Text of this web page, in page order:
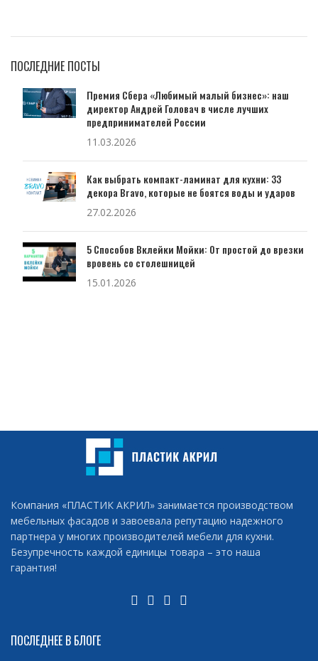
ПОСЛЕДНИЕ ПОСТЫ
Премия Сбера «Любимый малый бизнес»: наш
директор Андрей Головач в числе лучших
предпринимателей России
11.03.2026
Как выбрать компакт-ламинат для кухни: 33
декора Bravo, которые не боятся воды и ударов
27.02.2026
5 Способов Вклейки Мойки: От простой до врезки
вровень со столешницей
15.01.2026
Компания «ПЛАСТИК АКРИЛ» занимается производством
мебельных фасадов и завоевала репутацию надежного
партнера у многих производителей мебели для кухни.
Безупречность каждой единицы товара – это наша
гарантия!
ПОСЛЕДНЕЕ В БЛОГЕ